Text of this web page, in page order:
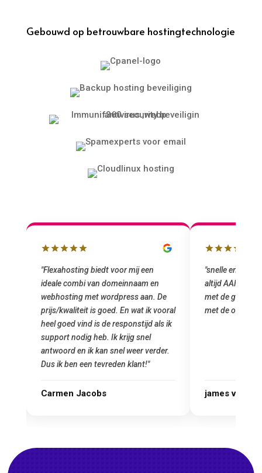
Gebouwd op betrouwbare hostingtechnologie
"snelle en vriendelijke service. staat
altijd AAN (: fijne prijzen vergeleken
met de grote jongens en dus nu al blij
met de overstap!"
james van oranje
"Top service. Ik
het installeren
was meteen
gemaakt. Top
Marcel Thijs